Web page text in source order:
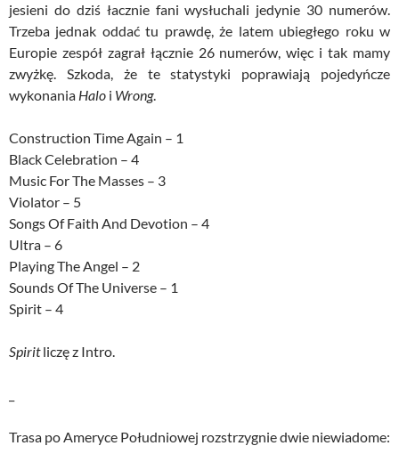
jesieni do dziś łacznie fani wysłuchali jedynie 30 numerów.
Trzeba jednak oddać tu prawdę, że latem ubiegłego roku w
Europie zespół zagrał łącznie 26 numerów, więc i tak mamy
zwyżkę. Szkoda, że te statystyki poprawiają pojedyńcze
wykonania Halo i Wrong.
Construction Time Again – 1
Black Celebration – 4
Music For The Masses – 3
Violator – 5
Songs Of Faith And Devotion – 4
Ultra – 6
Playing The Angel – 2
Sounds Of The Universe – 1
Spirit – 4
Spiritliczę z Intro.
Trasa po Ameryce Południowej rozstrzygnie dwie niewiadome: